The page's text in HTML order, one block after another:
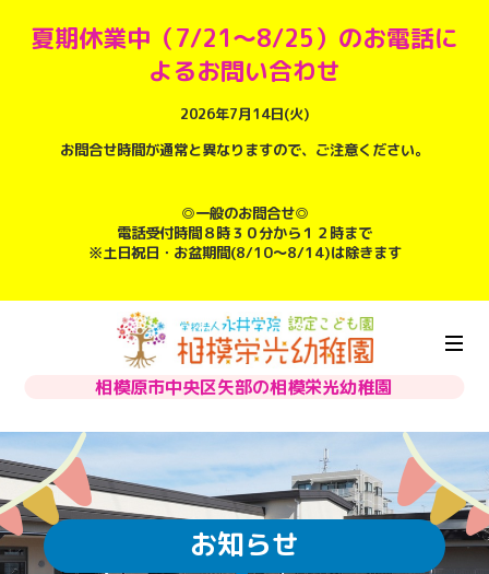
夏期休業中（7/21～8/25）のお電話に
よるお問い合わせ
2026年7月14日(火)
お問合せ時間が通常と異なりますので、ご注意ください。
◎一般のお問合せ◎
電話受付時間８時３０分から１２時まで
※土日祝日・お盆期間(8/10～8/14)は除きます
相模原市中央区矢部の相模栄光幼稚園
お知らせ